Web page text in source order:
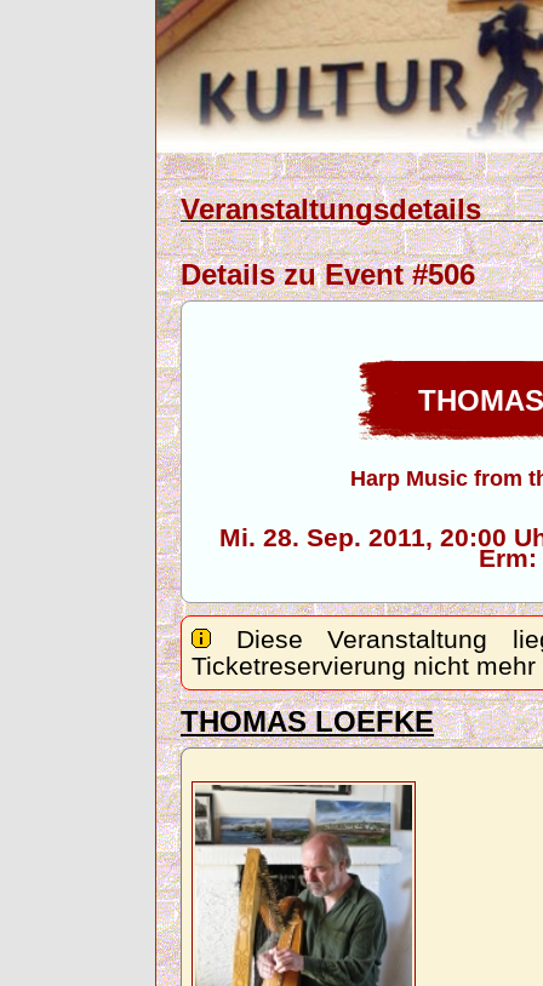
Veranstaltungsdetails
Details zu Event #506
Harp Music from
Mi. 28. Sep. 2011,
Erm:
Diese Veranstaltung
Ticketreservierung nicht
THOMAS LOEFKE